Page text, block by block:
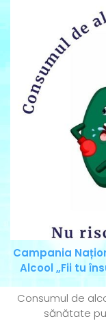
Campania
Alcool „Fii tu
Consumul de
sănătate